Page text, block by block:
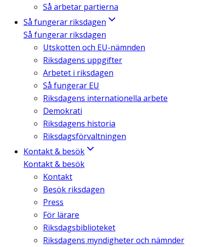
Så arbetar partierna
Så fungerar riksdagen
Så fungerar riksdagen
Utskotten och EU-nämnden
Riksdagens uppgifter
Arbetet i riksdagen
Så fungerar EU
Riksdagens internationella arbete
Demokrati
Riksdagens historia
Riksdagsförvaltningen
Kontakt & besök
Kontakt & besök
Kontakt
Besök riksdagen
Press
För lärare
Riksdagsbiblioteket
Riksdagens myndigheter och nämnder